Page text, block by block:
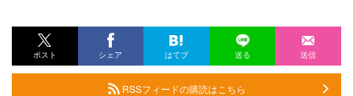
ポスト シェア はてブ 送る 送信
RSSフィードの購読はこちら